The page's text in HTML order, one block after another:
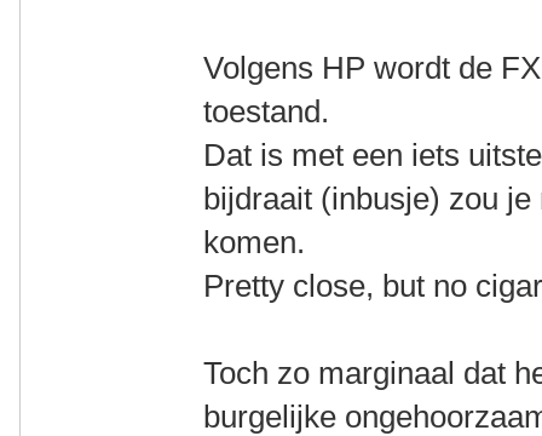
Volgens HP wordt de
toestand.
Dat is met een iets
bijdraait (inbusje) zou
komen.
Pretty close, but no
Toch zo marginaal dat
burgelijke